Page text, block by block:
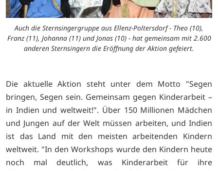
Auch die Sternsingergruppe aus Ellenz-Poltersdorf - Theo (10),
Franz (11), Johanna (11) und Jonas (10) - hat gemeinsam mit 2.600
anderen Sternsingern die Eröffnung der Aktion gefeiert.
Die aktuelle Aktion steht unter dem Motto "Segen
bringen, Segen sein. Gemeinsam gegen Kinderarbeit –
in Indien und weltweit!". Über 150 Millionen Mädchen
und Jungen auf der Welt müssen arbeiten, und Indien
ist das Land mit den meisten arbeitenden Kindern
weltweit. "In den Workshops wurde den Kindern heute
noch mal deutlich, was Kinderarbeit für ihre